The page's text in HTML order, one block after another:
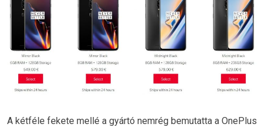
A kétféle fekete mellé a gyártó nemrég bemutatta a OnePlus